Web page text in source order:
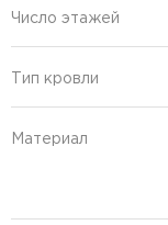
Число этажей
Тип кровли
Материал